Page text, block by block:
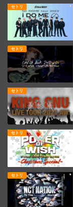
セトリ
セトリ
セトリ
セトリ
セトリ